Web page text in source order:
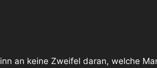
an keine Zweifel daran, welche